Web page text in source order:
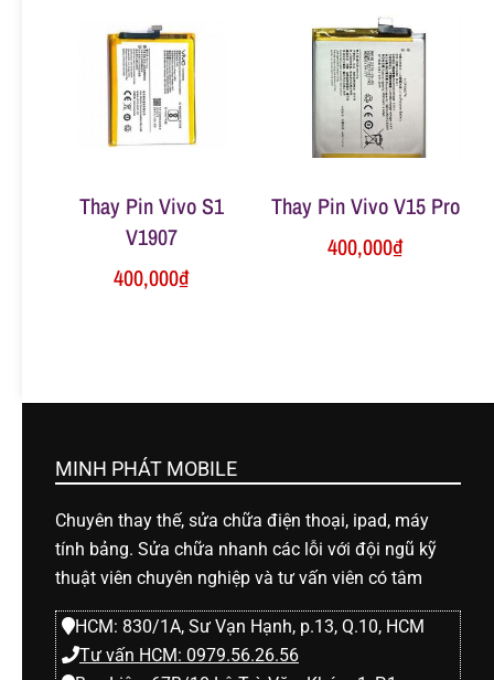
Thay Pin Vivo S1
V1907
400,000₫
Thay Pin Vivo V15 Pro
400,000₫
MINH PHÁT MOBILE
Chuyên thay thế, sửa chữa điện thoại, ipad, máy
tính bảng. Sửa chữa nhanh các lỗi với đội ngũ kỹ
thuật viên chuyên nghiệp và tư vấn viên có tâm
HCM: 830/1A, Sư Vạn Hạnh, p.13, Q.10, HCM
Tư vấn HCM: 0979.56.26.56